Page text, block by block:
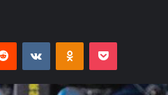
Reddit VKontakteOdnoklassniki
Pocket